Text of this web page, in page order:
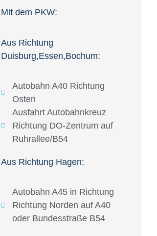
Mit dem PKW:
Aus Richtung
Duisburg,Essen,Bochum:
Autobahn A40 Richtung
Osten
Ausfahrt Autobahnkreuz
Richtung DO-Zentrum auf
Ruhrallee/B54
Aus Richtung Hagen:
Autobahn A45 in Richtung
Richtung Norden auf A40
oder Bundesstraße B54